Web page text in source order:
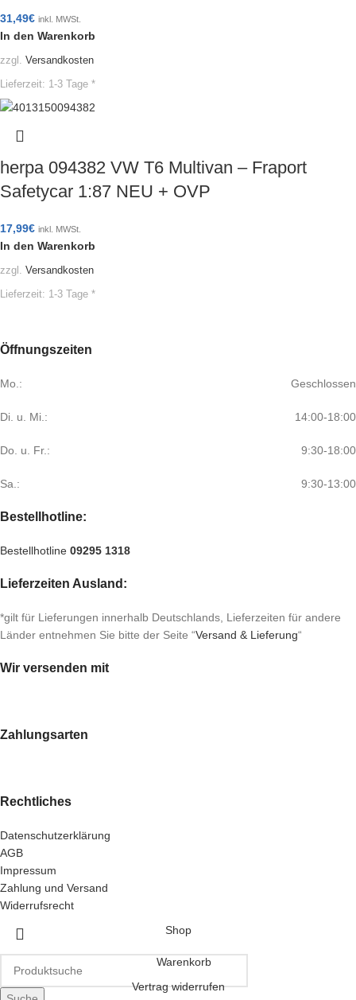
31,49€ inkl. MWSt.
In den Warenkorb
zzgl. Versandkosten
Lieferzeit: 1-3 Tage *
herpa 094382 VW T6 Multivan – Fraport
Safetycar 1:87 NEU + OVP
17,99€ inkl. MWSt.
In den Warenkorb
zzgl. Versandkosten
Lieferzeit: 1-3 Tage *
Öffnungszeiten
Mo.: Geschlossen
Di. u. Mi.: 14:00-18:00
Do. u. Fr.: 9:30-18:00
Sa.: 9:30-13:00
Bestellhotline:
Bestellhotline 09295 1318
Lieferzeiten Ausland:
*gilt für Lieferungen innerhalb Deutschlands, Lieferzeiten für andere
Länder entnehmen Sie bitte der Seite “Versand & Lieferung“
Wir versenden mit
Zahlungsarten
Rechtliches
Datenschutzerklärung
AGB
Impressum
Zahlung und Versand
Widerrufsrecht
Shop
Warenkorb
Vertrag widerrufen